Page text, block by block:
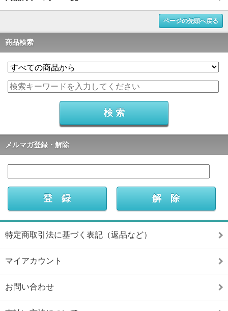
ページの先頭へ戻る
商品検索
メルマガ登録・解除
特定商取引法に基づく表記（返品など）
マイアカウント
お問い合わせ